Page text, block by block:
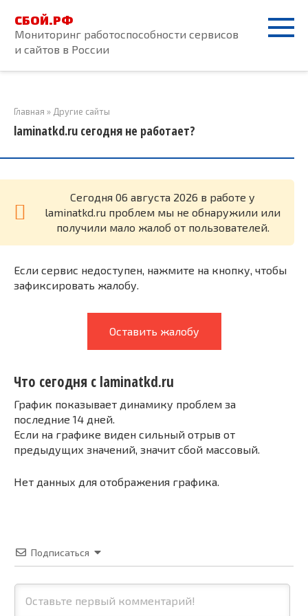
контенту
СБОЙ.РФ
Мониторинг работоспособности сервисов
и сайтов в России
Главная » Другие сайты
laminatkd.ru сегодня не работает?
Cегодня 06 августа 2026 в работе у
laminatkd.ru проблем мы не обнаружили или
получили мало жалоб от пользователей.
Если сервис недоступен, нажмите на кнопку, чтобы
зафиксировать жалобу.
Оставить жалобу
Что сегодня с laminatkd.ru
График показывает динамику проблем за
последние 14 дней.
Если на графике виден сильный отрыв от
предыдущих значений, значит сбой массовый.
Нет данных для отображения графика.
Подписаться